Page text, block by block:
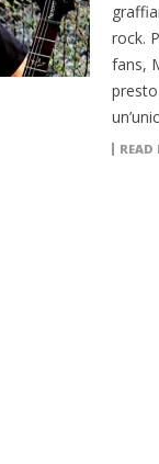
rock.
fans,
READ